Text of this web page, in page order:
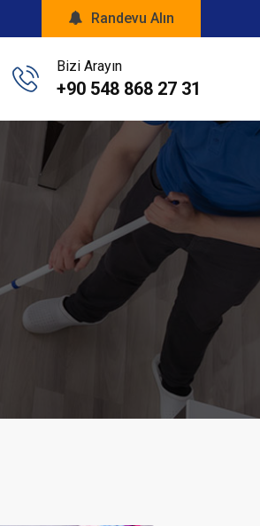
Randevu Alın
Bizi Arayın
+90 548 868 27 31